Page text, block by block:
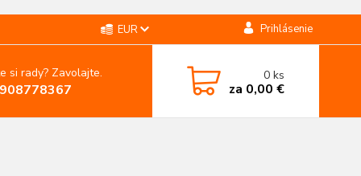
EUR Prihlásenie
si rady? Zavolajte. 0ks
za 0,00 €